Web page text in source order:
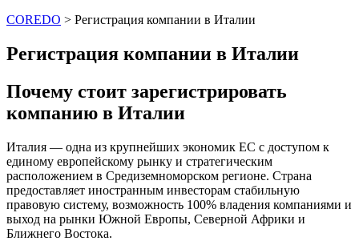
COREDO > Регистрация компании в Италии
Регистрация компании в Италии
Почему стоит зарегистрировать
компанию в Италии
Италия — одна из крупнейших экономик ЕС с доступом к
единому европейскому рынку и стратегическим
расположением в Средиземноморском регионе. Страна
предоставляет иностранным инвесторам стабильную
правовую систему, возможность 100% владения компаниями и
выход на рынки Южной Европы, Северной Африки и
Ближнего Востока.